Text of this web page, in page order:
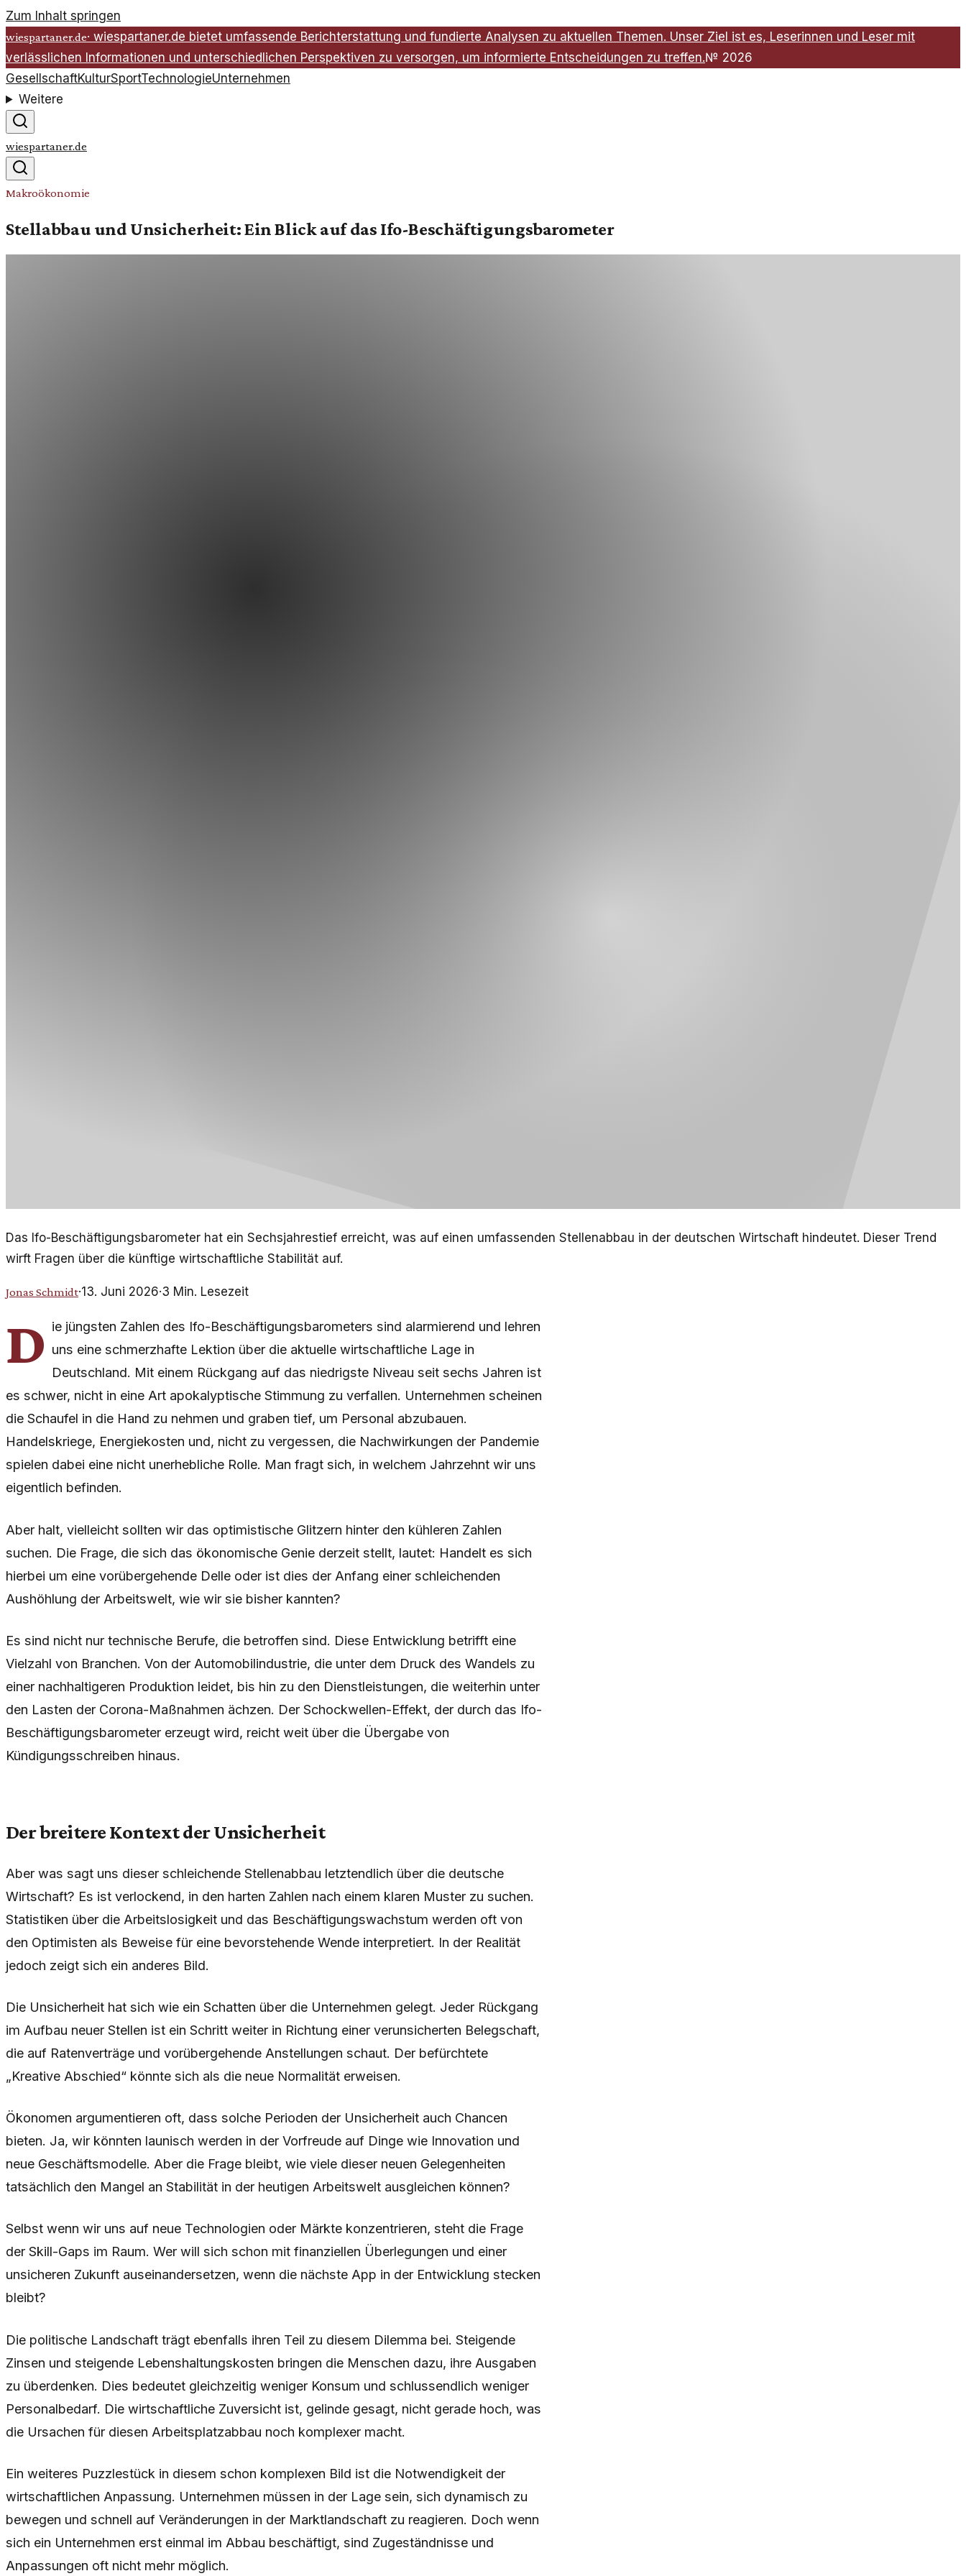
Zum Inhalt springen
wiespartaner.de· wiespartaner.de bietet umfassende Berichterstattung und fundierte Analysen zu aktuellen Themen. Unser Ziel ist es, Leserinnen und Leser mit
verlässlichen Informationen und unterschiedlichen Perspektiven zu versorgen, um informierte Entscheidungen zu treffen.№ 2026
GesellschaftKulturSportTechnologieUnternehmen
Weitere
wiespartaner.de
Makroökonomie
Stellabbau und Unsicherheit: Ein Blick auf das Ifo-Beschäftigungsbarometer
Das Ifo-Beschäftigungsbarometer hat ein Sechsjahrestief erreicht, was auf einen umfassenden Stellenabbau in der deutschen Wirtschaft hindeutet. Dieser Trend
wirft Fragen über die künftige wirtschaftliche Stabilität auf.
Jonas Schmidt·13. Juni 2026·3 Min. Lesezeit
D ie jüngsten Zahlen des Ifo-Beschäftigungsbarometers sind alarmierend und lehren
uns eine schmerzhafte Lektion über die aktuelle wirtschaftliche Lage in
Deutschland. Mit einem Rückgang auf das niedrigste Niveau seit sechs Jahren ist
es schwer, nicht in eine Art apokalyptische Stimmung zu verfallen. Unternehmen scheinen
die Schaufel in die Hand zu nehmen und graben tief, um Personal abzubauen.
Handelskriege, Energiekosten und, nicht zu vergessen, die Nachwirkungen der Pandemie
spielen dabei eine nicht unerhebliche Rolle. Man fragt sich, in welchem Jahrzehnt wir uns
eigentlich befinden.
Aber halt, vielleicht sollten wir das optimistische Glitzern hinter den kühleren Zahlen
suchen. Die Frage, die sich das ökonomische Genie derzeit stellt, lautet: Handelt es sich
hierbei um eine vorübergehende Delle oder ist dies der Anfang einer schleichenden
Aushöhlung der Arbeitswelt, wie wir sie bisher kannten?
Es sind nicht nur technische Berufe, die betroffen sind. Diese Entwicklung betrifft eine
Vielzahl von Branchen. Von der Automobilindustrie, die unter dem Druck des Wandels zu
einer nachhaltigeren Produktion leidet, bis hin zu den Dienstleistungen, die weiterhin unter
den Lasten der Corona-Maßnahmen ächzen. Der Schockwellen-Effekt, der durch das Ifo-
Beschäftigungsbarometer erzeugt wird, reicht weit über die Übergabe von
Kündigungsschreiben hinaus.
Der breitere Kontext der Unsicherheit
Aber was sagt uns dieser schleichende Stellenabbau letztendlich über die deutsche
Wirtschaft? Es ist verlockend, in den harten Zahlen nach einem klaren Muster zu suchen.
Statistiken über die Arbeitslosigkeit und das Beschäftigungswachstum werden oft von
den Optimisten als Beweise für eine bevorstehende Wende interpretiert. In der Realität
jedoch zeigt sich ein anderes Bild.
Die Unsicherheit hat sich wie ein Schatten über die Unternehmen gelegt. Jeder Rückgang
im Aufbau neuer Stellen ist ein Schritt weiter in Richtung einer verunsicherten Belegschaft,
die auf Ratenverträge und vorübergehende Anstellungen schaut. Der befürchtete
„Kreative Abschied“ könnte sich als die neue Normalität erweisen.
Ökonomen argumentieren oft, dass solche Perioden der Unsicherheit auch Chancen
bieten. Ja, wir könnten launisch werden in der Vorfreude auf Dinge wie Innovation und
neue Geschäftsmodelle. Aber die Frage bleibt, wie viele dieser neuen Gelegenheiten
tatsächlich den Mangel an Stabilität in der heutigen Arbeitswelt ausgleichen können?
Selbst wenn wir uns auf neue Technologien oder Märkte konzentrieren, steht die Frage
der Skill-Gaps im Raum. Wer will sich schon mit finanziellen Überlegungen und einer
unsicheren Zukunft auseinandersetzen, wenn die nächste App in der Entwicklung stecken
bleibt?
Die politische Landschaft trägt ebenfalls ihren Teil zu diesem Dilemma bei. Steigende
Zinsen und steigende Lebenshaltungskosten bringen die Menschen dazu, ihre Ausgaben
zu überdenken. Dies bedeutet gleichzeitig weniger Konsum und schlussendlich weniger
Personalbedarf. Die wirtschaftliche Zuversicht ist, gelinde gesagt, nicht gerade hoch, was
die Ursachen für diesen Arbeitsplatzabbau noch komplexer macht.
Ein weiteres Puzzlestück in diesem schon komplexen Bild ist die Notwendigkeit der
wirtschaftlichen Anpassung. Unternehmen müssen in der Lage sein, sich dynamisch zu
bewegen und schnell auf Veränderungen in der Marktlandschaft zu reagieren. Doch wenn
sich ein Unternehmen erst einmal im Abbau beschäftigt, sind Zugeständnisse und
Anpassungen oft nicht mehr möglich.